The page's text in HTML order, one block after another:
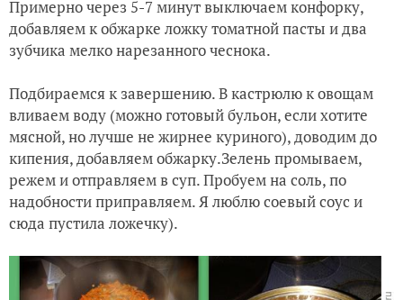
Примерно через 5-7 минут выключаем конфорку,
добавляем к обжарке ложку томатной пасты и два
зубчика мелко нарезанного чеснока.
Подбираемся к завершению. В кастрюлю к овощам
вливаем воду (можно готовый бульон, если хотите
мясной, но лучше не жирнее куриного), доводим до
кипения, добавляем обжарку.Зелень промываем,
режем и отправляем в суп. Пробуем на соль, по
надобности приправляем. Я люблю соевый соус и
сюда пустила ложечку).